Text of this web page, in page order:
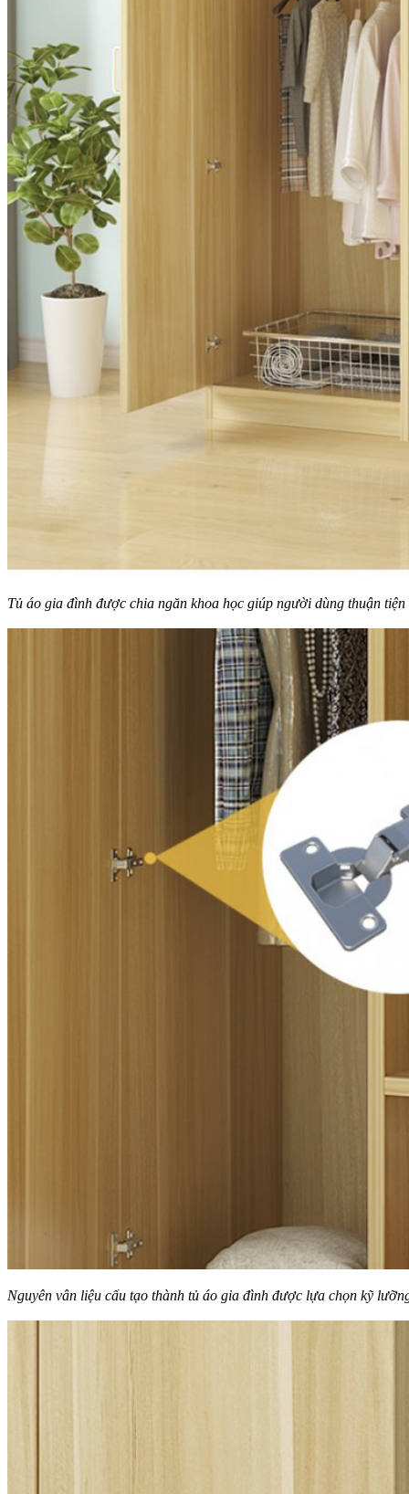
Tủ áo gia đình được chia ngăn khoa học giúp người dùng thuận tiện
Nguyên vân liệu cấu tạo thành tủ áo gia đình được lựa chọn kỹ